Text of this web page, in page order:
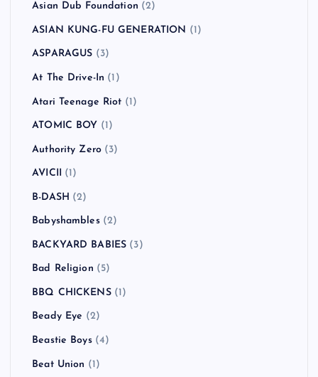
Asian Dub Foundation (2)
ASIAN KUNG-FU GENERATION (1)
ASPARAGUS (3)
At The Drive-In (1)
Atari Teenage Riot (1)
ATOMIC BOY (1)
Authority Zero (3)
AVICII (1)
B-DASH (2)
Babyshambles(2)
BACKYARD BABIES (3)
Bad Religion (5)
BBQ CHICKENS(1)
Beady Eye (2)
Beastie Boys(4)
Beat Union (1)